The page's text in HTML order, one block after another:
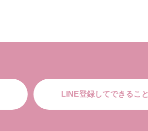
LINE登録してできること